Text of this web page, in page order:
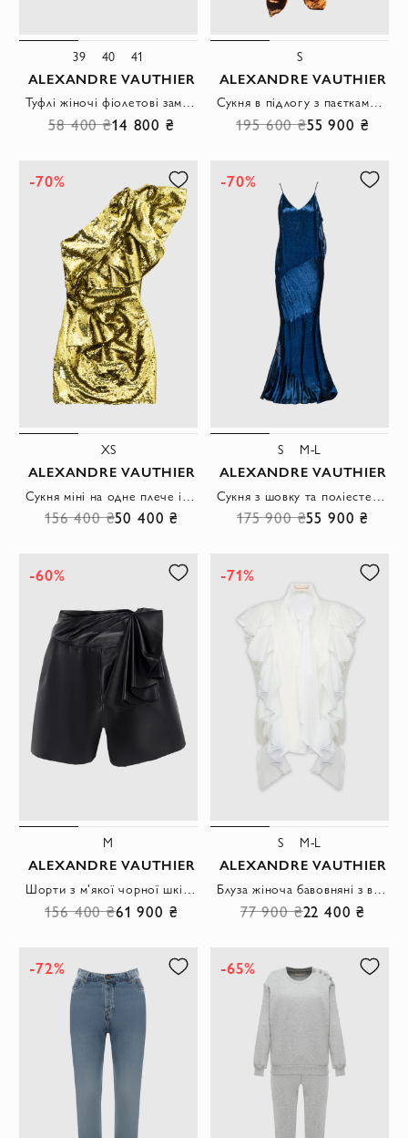
39 40 41
ALEXANDRE VAUTHIER
Туфлі жіночі фіолетові замшеві на високих підборах
58 400 ₴14 800 ₴
S
ALEXANDRE VAUTHIER
Сукня в підлогу з паєтками бронзового відтінку та відкритими плечима
195 600 ₴55 900 ₴
-70%
XS
ALEXANDRE VAUTHIER
156 400 ₴50 400 ₴
-70%
S M-L
ALEXANDRE VAUTHIER
175 900 ₴55 900 ₴
-60%
M
ALEXANDRE VAUTHIER
156 400 ₴61 900 ₴
-71%
S M-L
ALEXANDRE VAUTHIER
77 900 ₴22 400 ₴
-72% -65%